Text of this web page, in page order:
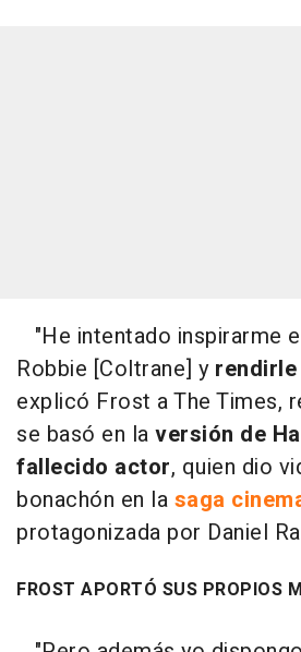
"He intentado inspirarme
Robbie [Coltrane] y
explicó Frost a The Times,
se basó en la versión de
fallecido actor, quien dio
bonachón en la saga
protagonizada por Daniel
FROST APORTÓ SUS PROPIOS